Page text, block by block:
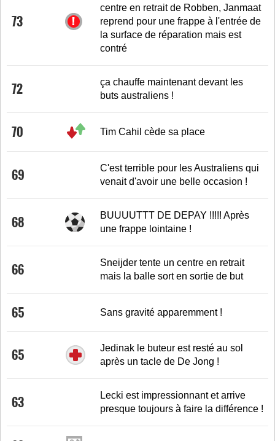
73
centre en retrait de Robben, Janmaat
reprend pour une frappe à l'entrée de
la surface de réparation mais est
contré
72
ça chauffe maintenant devant les
buts australiens !
70 Tim Cahil cède sa place
69
C'est terrible pour les Australiens qui
venait d'avoir une belle occasion !
68
BUUUUTTT DE DEPAY !!!!! Après
une frappe lointaine !
66
Sneijder tente un centre en retrait
mais la balle sort en sortie de but
65 Sans gravité apparemment !
65
Jedinak le buteur est resté au sol
après un tacle de De Jong !
63
Lecki est impressionnant et arrive
presque toujours à faire la différence !